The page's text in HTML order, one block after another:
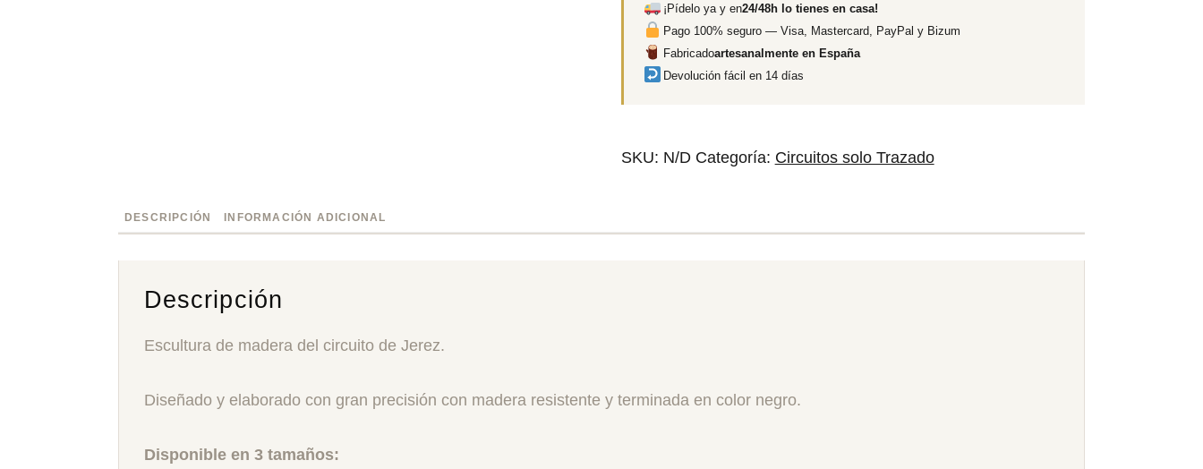
Andalucía
cantidad
¡Pídelo ya y en24/48h lo tienes en casa!
Pago 100% seguro — Visa, Mastercard, PayPal y Bizum
Fabricadoartesanalmente en España
Devolución fácil en 14 días
SKU: N/D Categoría: Circuitos solo Trazado
DESCRIPCIÓN INFORMACIÓN ADICIONAL
Descripción
Escultura de madera del circuito de Jerez.
Diseñado y elaborado con gran precisión con madera resistente y terminada en color negro.
Disponible en 3 tamaños: